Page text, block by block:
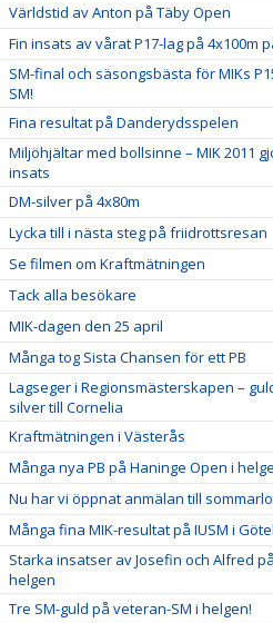
Världstid av Anton på Täby Open
Fin insats av vårat P17-lag på 4x100m
SM-final och säsongsbästa för MIKs
SM!
Fina resultat på Danderydsspelen
Miljöhjältar med bollsinne – MIK 2011
insats
DM-silver på 4x80m
Lycka till i nästa steg på friidrottsresan
Se filmen om Kraftmätningen
Tack alla besökare
MIK-dagen den 25 april
Många tog Sista Chansen för ett PB
Lagseger i Regionsmästerskapen –
silver till Cornelia
Kraftmätningen i Västerås
Många nya PB på Haninge Open i
Nu har vi öppnat anmälan till
Många fina MIK-resultat på IUSM i
Starka insatser av Josefin och Alfred
helgen
Tre SM-guld på veteran-SM i helgen!